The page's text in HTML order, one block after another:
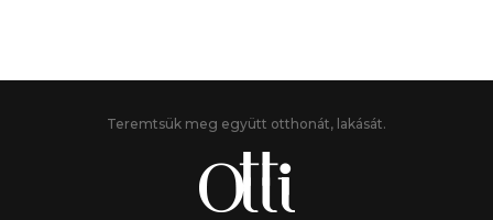
Teremtsük meg együtt otthonát, lakását.